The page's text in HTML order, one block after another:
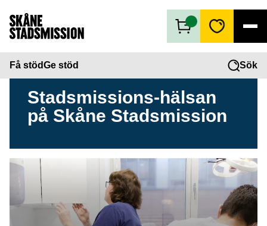
Få stödGe stöd Sök
Få stöd
Ge stöd
Vad vi gör
Second hand
Om oss
Stadsmissions-hälsan
på Skåne Stadsmission